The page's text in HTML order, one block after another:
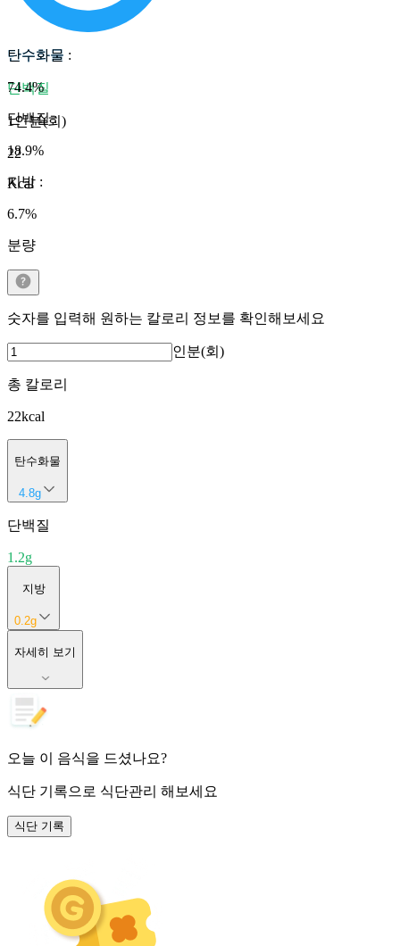
탄수화물
단백질
1인분(회)
22
Kcal
탄수화물 :
74.4%
단백질:
18.9%
지방 :
6.7%
분량
숫자를 입력해 원하는 칼로리 정보를 확인해보세요
인분(회)
총 칼로리
22kcal
탄수화물
4.8g
단백질
1.2g
지방
0.2g
자세히 보기
오늘 이 음식을 드셨나요?
식단 기록으로 식단관리 해보세요
식단 기록